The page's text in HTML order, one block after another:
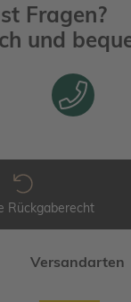
Fragen?
und
Rückgaberecht
Versandarten